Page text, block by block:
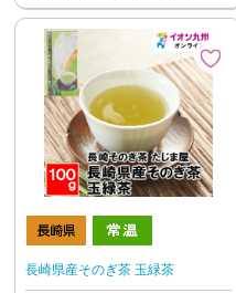
長崎県産そのぎ茶 玉緑茶